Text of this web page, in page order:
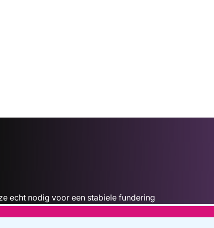
echt nodig voor een stabiele fundering